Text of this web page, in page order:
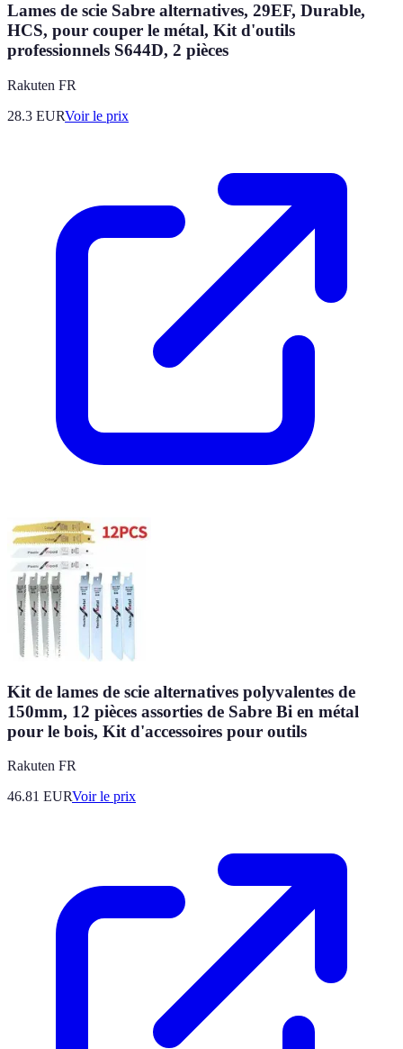
Lames de scie Sabre alternatives, 29EF, Durable,
HCS, pour couper le métal, Kit d'outils
professionnels S644D, 2 pièces
Rakuten FR
28.3 EURVoir le prix
Kit de lames de scie alternatives polyvalentes de
150mm, 12 pièces assorties de Sabre Bi en métal
pour le bois, Kit d'accessoires pour outils
Rakuten FR
46.81 EURVoir le prix